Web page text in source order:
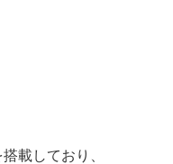
載しており、